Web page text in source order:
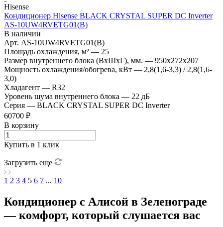
Hisense
Кондиционер Hisense BLACK CRYSTAL SUPER DC Inverter
AS-10UW4RVETG01(B)
В наличии
Арт. AS-10UW4RVETG01(B)
Площадь охлаждения, м² — 25
Размер внутреннего блока (ВхШхГ), мм. — 950x272x207
Мощность охлаждения/обогрева, кВт — 2,8(1,6-3,3) / 2,8(1,6-
3,0)
Хладагент — R32
Уровень шума внутреннего блока — 22 дБ
Серия — BLACK CRYSTAL SUPER DC Inverter
60700 ₽
В корзину
Купить в 1 клик
Загрузить еще
1 2 3 4 5 6 7 ... 10
Кондиционер с Алисой в Зеленограде
— комфорт, который слушается вас